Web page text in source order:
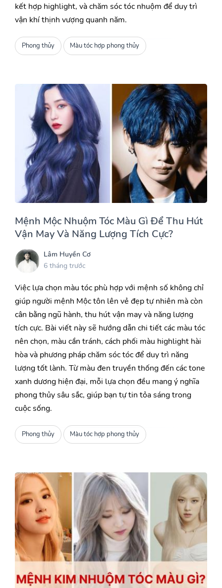
kết hợp highlight, và chăm sóc tóc nhuộm để duy trì
vận khí thịnh vượng quanh năm.
Phong thủy Màu tóc hợp phong thủy
Mệnh Mộc Nhuộm Tóc Màu Gì Để Thu Hút
Vận May Và Năng Lượng Tích Cực?
Lâm Huyền Cơ
6 tháng trước
Việc lựa chọn màu tóc phù hợp với mệnh số không chỉ
giúp người mệnh Mộc tôn lên vẻ đẹp tự nhiên mà còn
cân bằng ngũ hành, thu hút vận may và năng lượng
tích cực. Bài viết này sẽ hướng dẫn chi tiết các màu tóc
nên chọn, màu cần tránh, cách phối màu highlight hài
hòa và phương pháp chăm sóc tóc để duy trì năng
lượng tốt lành. Từ màu đen truyền thống đến các tone
xanh dương hiện đại, mỗi lựa chọn đều mang ý nghĩa
phong thủy sâu sắc, giúp bạn tự tin tỏa sáng trong
cuộc sống.
Phong thủy Màu tóc hợp phong thủy